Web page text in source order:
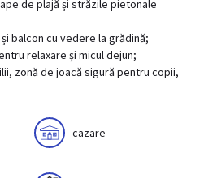
de plajă și străzile pietonale
balcon cu vedere la grădină;
relaxare și micul dejun;
zonă de joacă sigură pentru copii,
cazare